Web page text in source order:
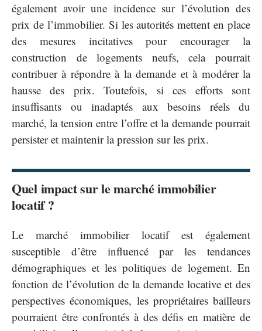
également avoir une incidence sur l’évolution des
prix de l’immobilier. Si les autorités mettent en place
des mesures incitatives pour encourager la
construction de logements neufs, cela pourrait
contribuer à répondre à la demande et à modérer la
hausse des prix. Toutefois, si ces efforts sont
insuffisants ou inadaptés aux besoins réels du
marché, la tension entre l’offre et la demande pourrait
persister et maintenir la pression sur les prix.
Quel impact sur le marché immobilier
locatif ?
Le marché immobilier locatif est également
susceptible d’être influencé par les tendances
démographiques et les politiques de logement. En
fonction de l’évolution de la demande locative et des
perspectives économiques, les propriétaires bailleurs
pourraient être confrontés à des défis en matière de